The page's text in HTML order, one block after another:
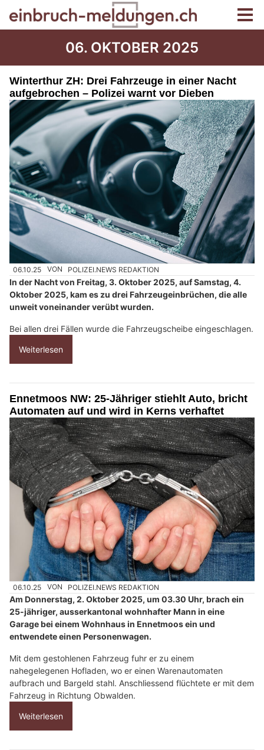
06. OKTOBER 2025
Winterthur ZH: Drei Fahrzeuge in einer Nacht
aufgebrochen – Polizei warnt vor Dieben
06.10.25 VON POLIZEI.NEWS REDAKTION
In der Nacht von Freitag, 3. Oktober 2025, auf Samstag, 4.
Oktober 2025, kam es zu drei Fahrzeugeinbrüchen, die alle
unweit voneinander verübt wurden.
Bei allen drei Fällen wurde die Fahrzeugscheibe eingeschlagen.
Weiterlesen
Ennetmoos NW: 25-Jähriger stiehlt Auto, bricht
Automaten auf und wird in Kerns verhaftet
06.10.25 VON POLIZEI.NEWS REDAKTION
Am Donnerstag, 2. Oktober 2025, um 03.30 Uhr, brach ein
25-jähriger, ausserkantonal wohnhafter Mann in eine
Garage bei einem Wohnhaus in Ennetmoos ein und
entwendete einen Personenwagen.
Mit dem gestohlenen Fahrzeug fuhr er zu einem
nahegelegenen Hofladen, wo er einen Warenautomaten
aufbrach und Bargeld stahl. Anschliessend flüchtete er mit dem
Fahrzeug in Richtung Obwalden.
Weiterlesen